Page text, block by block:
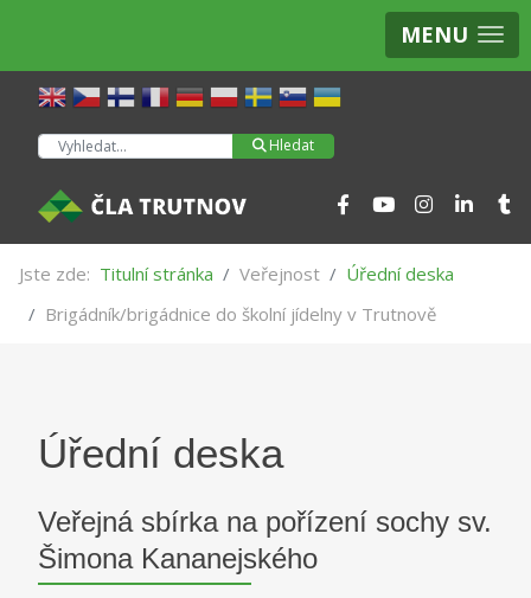
MENU
Hledat Hledat
Jste zde: Titulní stránka Veřejnost
Úřední deska
Brigádník/brigádnice do školní jídelny v Trutnově
Úřední deska
Veřejná sbírka na pořízení sochy sv.
Šimona Kananejského